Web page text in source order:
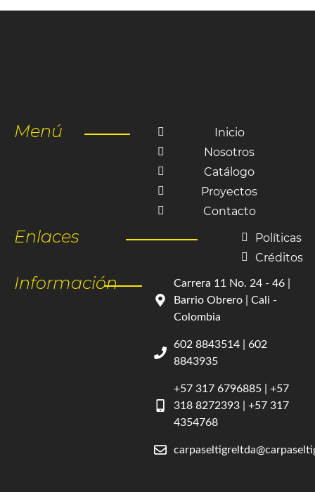
Menú
Inicio
Nosotros
Catálogo
Proyectos
Contacto
Enlaces
Políticas
Créditos
Información
Carrera 11 No. 24 - 46 |
Barrio Obrero | Cali -
Colombia
602 8843514 | 602
8843935
+57 317 6796885 | +57
318 8272393 | +57 317
4354768